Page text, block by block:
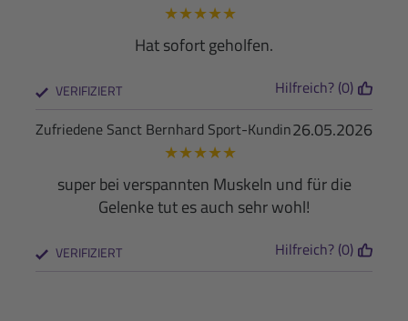
★★★★★
Hat sofort geholfen.
VERIFIZIERT Hilfreich? (0)
26.05.2026
Zufriedene Sanct Bernhard Sport-Kundin
★★★★★
super bei verspannten Muskeln und für die
Gelenke tut es auch sehr wohl!
VERIFIZIERT Hilfreich? (0)